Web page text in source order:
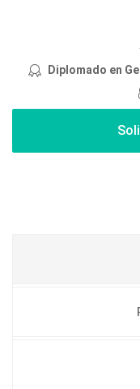
Diplomado en